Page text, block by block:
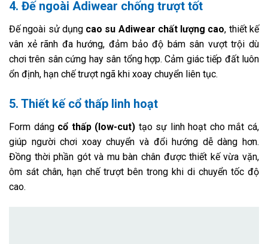
4. Đế ngoài Adiwear chống trượt tốt
Đế ngoài sử dụng cao su Adiwear chất lượng cao, thiết kế
vân xẻ rãnh đa hướng, đảm bảo độ bám sân vượt trội dù
chơi trên sân cứng hay sân tổng hợp. Cảm giác tiếp đất luôn
ổn định, hạn chế trượt ngã khi xoay chuyển liên tục.
5. Thiết kế cổ thấp linh hoạt
Form dáng cổ thấp (low-cut) tạo sự linh hoạt cho mắt cá,
giúp người chơi xoay chuyển và đổi hướng dễ dàng hơn.
Đồng thời phần gót và mu bàn chân được thiết kế vừa vặn,
ôm sát chân, hạn chế trượt bên trong khi di chuyển tốc độ
cao.